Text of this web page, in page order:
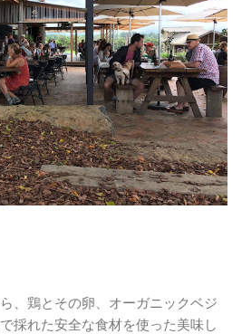
、鶏とその卵、オーガニックベジ
採れた安全な食材を使った美味し